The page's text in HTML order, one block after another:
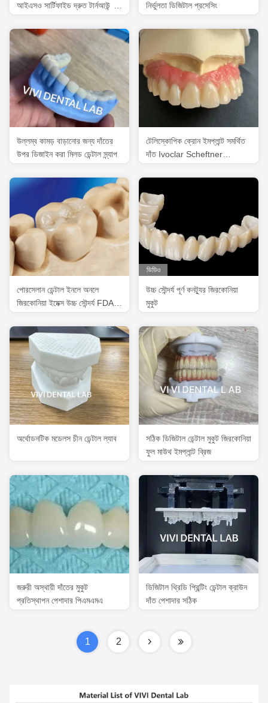
আইএসও সার্টিফাইড দ্রুত টার্নআউন্ড
নির্ভুলতা ডিজিটাল প্রসেসিং
উল্লম্ব কামড় বাড়ানোর জন্য দাঁতের
উপর ডিজাইন করা মিলড ডেন্টাল স্ন্যাপ
টেলিস্কোপিক ক্রোন ইমপ্লান্ট সমর্থিত
দাঁত Ivoclar Scheftner
পোরসেলান ডেন্টাল ইনলে অনলে
জিরকোনিয়া ইমেক্স উচ্চ সৌন্দর্য FDA
ভিডিও
উচ্চ সৌন্দর্য পূর্ণ কনট্যুর জিরকোনিয়া
মুকুট
অর্থোডনটিক মডেলস চীন ডেন্টাল ল্যাব
সঠিক ডিজিটাল ডেন্টাল মুকুট জিরকোনিয়া
ফুল মাউথ ইমপ্লান্ট ব্রিজ
জরুরী অস্থায়ী দাঁতের মুকুট
প্রতিস্থাপন পেশাদার পিএমএমএ
ডিজিটাল থ্রিডি প্রিন্টিং ডেন্টাল ক্রাউন
দাঁত পেশাদার সঠিক
1 2